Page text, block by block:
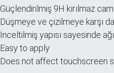
Güçlendirilmiş 9H kırılmaz cam
Düşmeye ve çizilmeye karşı
İnceltilmiş yapısı sayesinde
Easy to apply
Does not affect touchscreen